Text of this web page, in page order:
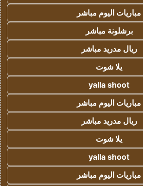
مباريات اليوم مباشر
برشلونة مباشر
ريال مدريد مباشر
يلا شوت
yalla shoot
مباريات اليوم مباشر
ريال مدريد مباشر
يلا شوت
yalla shoot
مباريات اليوم مباشر